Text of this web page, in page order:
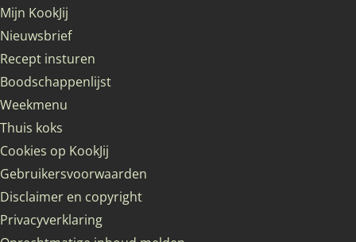
Mijn KookJij
Nieuwsbrief
Recept insturen
Boodschappenlijst
Weekmenu
Thuis koks
Cookies op KookJij
Gebruikersvoorwaarden
Disclaimer en copyright
Privacyverklaring